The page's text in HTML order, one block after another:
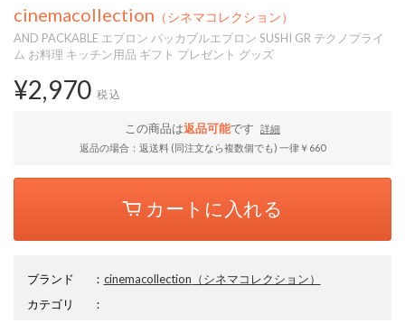
cinemacollection （シネマコレクション）
AND PACKABLE エプロン パッカブルエプロン SUSHI GR テクノプライ
ム お料理 キッチン用品 ギフト プレゼント グッズ
¥2,970 税込
この商品は返品可能です
詳細
返品の場合：返送料 (同注文なら複数個でも) 一律￥660
カートに入れる
ブランド ： cinemacollection （シネマコレクション）
カテゴリ
：